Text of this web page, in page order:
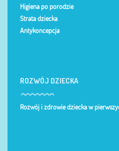
Higiena po porodzie
Strata dziecka
Antykoncepcja
ROZWÓJ DZIECKA
Rozwój i zdrowie dziecka w